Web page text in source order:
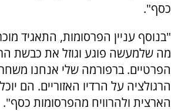
כסף".
"בנוסף עניין הפרסומות, התאגיד
מה שלמעשה פוגע וגוזל את כבשת
הפרטיים. ברפורמה שלי אנחנו
הרגולציה על הרדיו האזוריים. הם
הארצית ולהרוויח מהפרסומות כסף".